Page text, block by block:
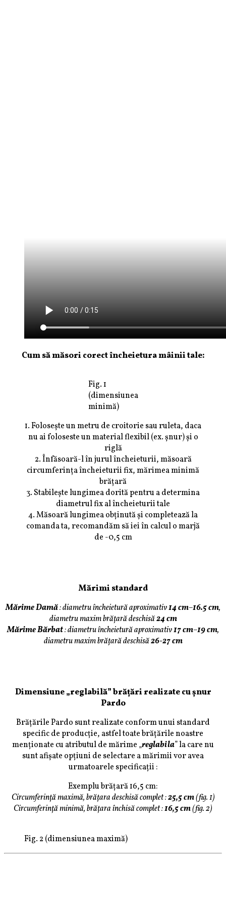
Cum să măsori corect încheietura mâinii tale:
Fig. 1
(dimensiunea
minimă)
1. Folosește un metru de croitorie sau ruleta, daca
nu ai foloseste un material flexibil (ex. șnur) și o
riglă
2. Înfăsoară-l în jurul încheieturii, măsoară
circumferința încheieturii fix, mărimea minimă
brățară
3. Stabilește lungimea dorită pentru a determina
diametrul fix al încheieturii tale
4. Măsoară lungimea obținută și completează la
comanda ta, recomandăm să iei în calcul o marjă
de -0,5 cm
Mărimi standard
Mărime Damă:diametru încheietură aproximativ14 cm–16.5 cm,
diametru maxim brățară deschisă24 cm
Mărime Bărbat:diametru încheietură aproximativ17 cm–19 cm,
diametru maxim brățară deschisă26-27 cm
Dimensiune „reglabilă” brățări realizate cu șnur
Pardo
Brățările Pardo sunt realizate conform unui standard
specific de producție, astfel toate brățările noastre
menționate cu atributul de mărime „reglabila” la care nu
sunt afișate opțiuni de selectare a mărimii vor avea
urmatoarele specificații :
Exemplu brățară 16,5 cm:
Circumferință maximă, brățara deschisă complet :25,5 cm(fig. 1)
Circumferință minimă, brățara închisă complet :16,5 cm(fig. 2)
Fig. 2 (dimensiunea maximă)